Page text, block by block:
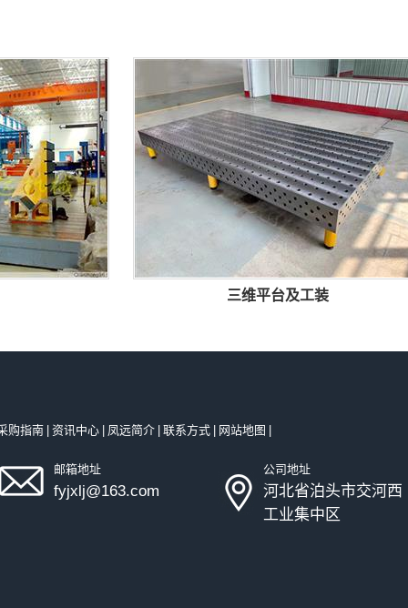
三维平台及工装
购指南 资讯中心 凤远简介 联系方式 网站地图
邮箱地址
fyjxlj@163.com
公司地址
河北省泊头市交河西
工业集中区